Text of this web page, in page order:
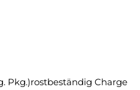
Pkg.)rostbeständig Charge